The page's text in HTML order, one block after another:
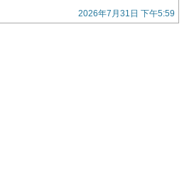
2026年7月31日 下午5:59